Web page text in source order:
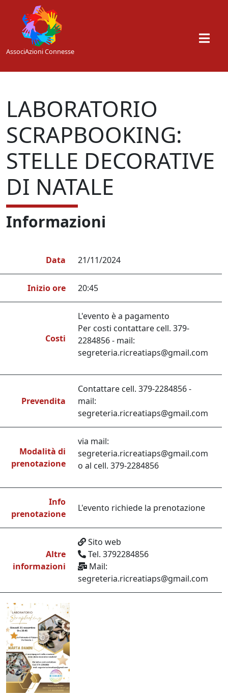
Skip to main content
AssociAzioni Connesse
LABORATORIO
SCRAPBOOKING:
STELLE DECORATIVE
DI NATALE
Informazioni
Data 21/11/2024
Inizio ore 20:45
Costi
L'evento è a pagamento
Per costi contattare cell. 379-
2284856 - mail:
segreteria.ricreatiaps@gmail.com
Prevendita
Contattare cell. 379-2284856 -
mail:
segreteria.ricreatiaps@gmail.com
Modalità di
prenotazione
via mail:
segreteria.ricreatiaps@gmail.com
o al cell. 379-2284856
Info
prenotazione
L'evento richiede la prenotazione
Altre
informazioni
Sito web
Tel. 3792284856
Mail:
segreteria.ricreatiaps@gmail.com